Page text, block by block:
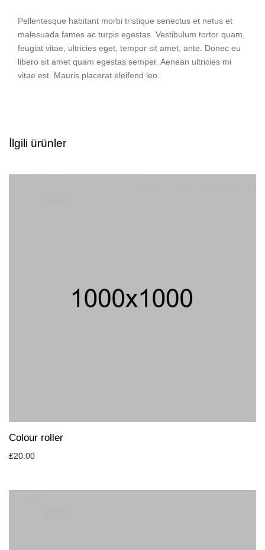
Pellentesque habitant morbi tristique senectus et netus et
malesuada fames ac turpis egestas. Vestibulum tortor quam,
feugiat vitae, ultricies eget, tempor sit amet, ante. Donec eu
libero sit amet quam egestas semper. Aenean ultricies mi
vitae est. Mauris placerat eleifend leo.
İlgili ürünler
Colour roller
£20.00